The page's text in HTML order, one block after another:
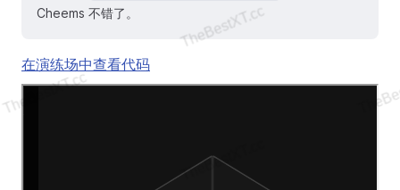
Cheems 不错了。
在演练场中查看代码